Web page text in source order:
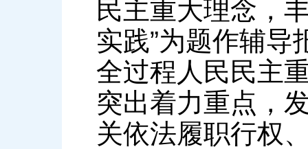
民主重大理念，
实践”为题作辅
全过程人民民主
突出着力重点，
关依法履职行权